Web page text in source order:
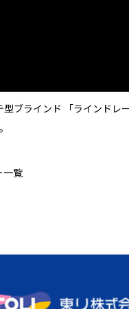
ブラインド 「ラインドレ
一覧